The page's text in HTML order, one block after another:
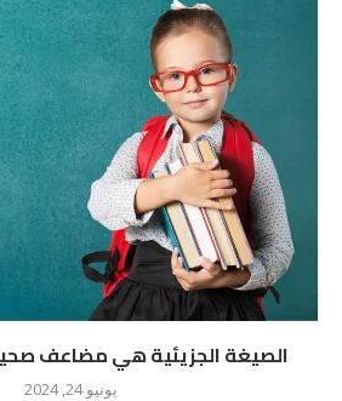
الصيغة الجزيئية هي مضاعف
يونيو 24, 2024